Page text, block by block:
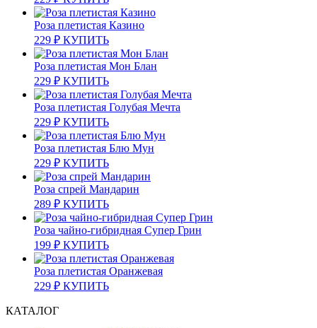
Роза плетистая Казино
229 ₽ КУПИТЬ
Роза плетистая Мон Блан
229 ₽ КУПИТЬ
Роза плетистая Голубая Мечта
229 ₽ КУПИТЬ
Роза плетистая Блю Мун
229 ₽ КУПИТЬ
Роза спрей Мандарин
289 ₽ КУПИТЬ
Роза чайно-гибридная Супер Грин
199 ₽ КУПИТЬ
Роза плетистая Оранжевая
229 ₽ КУПИТЬ
КАТАЛОГ